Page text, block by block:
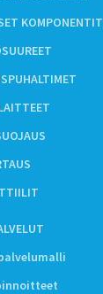
KOMPONENTIT